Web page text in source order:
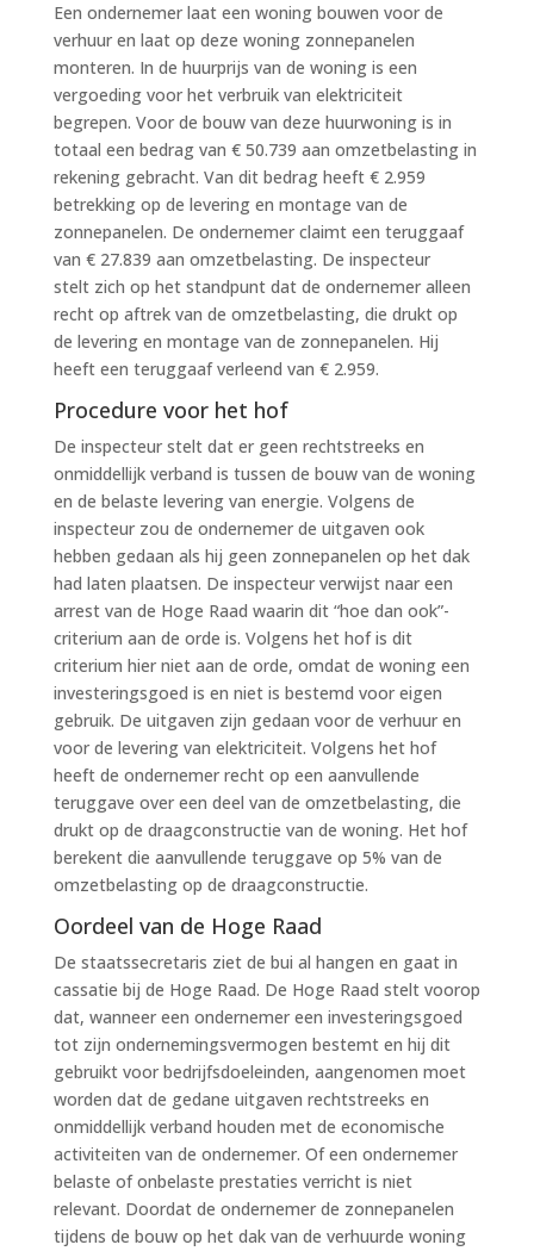
Een ondernemer laat een woning bouwen voor de
verhuur en laat op deze woning zonnepanelen
monteren. In de huurprijs van de woning is een
vergoeding voor het verbruik van elektriciteit
begrepen. Voor de bouw van deze huurwoning is in
totaal een bedrag van € 50.739 aan omzetbelasting in
rekening gebracht. Van dit bedrag heeft € 2.959
betrekking op de levering en montage van de
zonnepanelen. De ondernemer claimt een teruggaaf
van € 27.839 aan omzetbelasting. De inspecteur
stelt zich op het standpunt dat de ondernemer alleen
recht op aftrek van de omzetbelasting, die drukt op
de levering en montage van de zonnepanelen. Hij
heeft een teruggaaf verleend van € 2.959.
Procedure voor het hof
De inspecteur stelt dat er geen rechtstreeks en
onmiddellijk verband is tussen de bouw van de woning
en de belaste levering van energie. Volgens de
inspecteur zou de ondernemer de uitgaven ook
hebben gedaan als hij geen zonnepanelen op het dak
had laten plaatsen. De inspecteur verwijst naar een
arrest van de Hoge Raad waarin dit “hoe dan ook”-
criterium aan de orde is. Volgens het hof is dit
criterium hier niet aan de orde, omdat de woning een
investeringsgoed is en niet is bestemd voor eigen
gebruik. De uitgaven zijn gedaan voor de verhuur en
voor de levering van elektriciteit. Volgens het hof
heeft de ondernemer recht op een aanvullende
teruggave over een deel van de omzetbelasting, die
drukt op de draagconstructie van de woning. Het hof
berekent die aanvullende teruggave op 5% van de
omzetbelasting op de draagconstructie.
Oordeel van de Hoge Raad
De staatssecretaris ziet de bui al hangen en gaat in
cassatie bij de Hoge Raad. De Hoge Raad stelt voorop
dat, wanneer een ondernemer een investeringsgoed
tot zijn ondernemingsvermogen bestemt en hij dit
gebruikt voor bedrijfsdoeleinden, aangenomen moet
worden dat de gedane uitgaven rechtstreeks en
onmiddellijk verband houden met de economische
activiteiten van de ondernemer. Of een ondernemer
belaste of onbelaste prestaties verricht is niet
relevant. Doordat de ondernemer de zonnepanelen
tijdens de bouw op het dak van de verhuurde woning